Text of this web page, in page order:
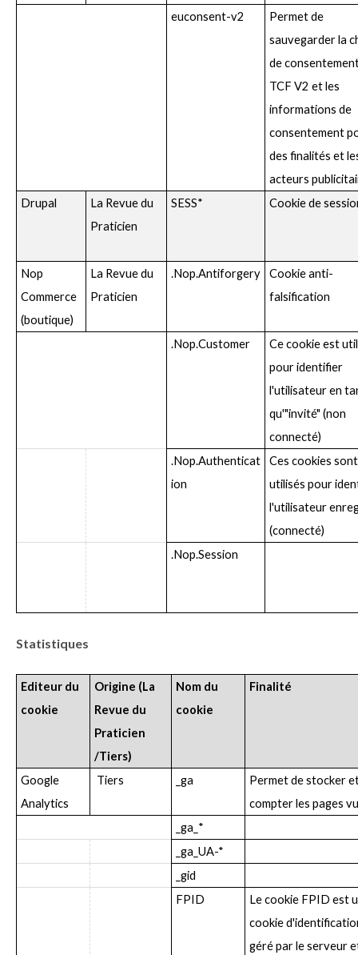
euconsent-v2
Permet de
sauvegarder la
de
TCF V2 et les
informations de
consentement
des finalités et
acteurs
Drupal
La Revue du
Praticien
SESS* Cookie de
Nop
Commerce
(boutique)
La Revue du
Praticien
.Nop.Antiforgery
Cookie anti-
falsification
.Nop.Customer
Ce cookie est
pour identifier
l'utilisateur en
qu'"invité" (non
connecté)
.Nop.Authenticat
ion
Ces cookies sont
utilisés pour
l'utilisateur
(connecté)
.Nop.Session
Statistiques
Editeur du
cookie
Origine (La
Revue du
Praticien
/Tiers)
Nom du
cookie
Finalité
Google
Analytics
Tiers _ga
Permet de stocker
compter les pages
_ga_*
_ga_UA-*
_gid
FPID
Le cookie FPID est
cookie
géré par le serveur